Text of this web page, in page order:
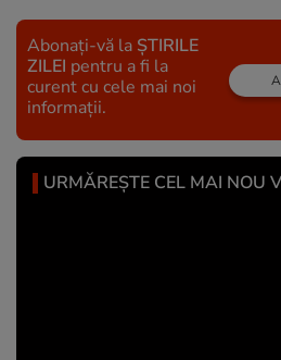
Abonați-vă la ȘTIRILE
ZILEI pentru a fi la
curent cu cele mai noi
informații.
URMĂREȘTE CEL MAI NOU